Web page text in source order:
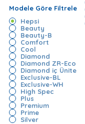
Modele Göre Filtrele
Hepsi
Beauty
Beauty-B
Comfort
Cool
Diamond
Diamond ZR-Eco
Diamond iç Ünite
Exclusive-BL
Exclusive-WH
High Spec
Plus
Premium
Prime
Silver